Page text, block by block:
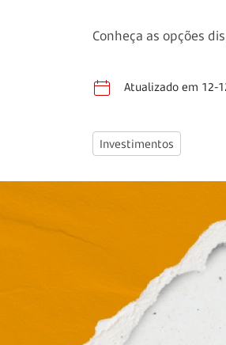
Conheça as opções
Atualizado em 12-
Investimentos